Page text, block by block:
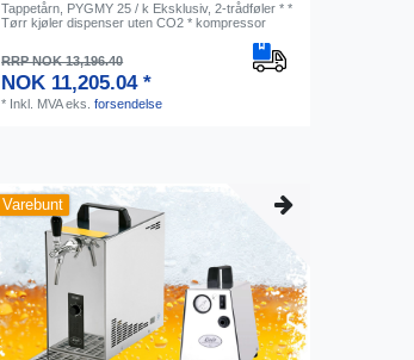
Tappetårn, PYGMY 25 / k Eksklusiv, 2-trådføler * *
Tørr kjøler dispenser uten CO2 * kompressor
RRP NOK 13,196.40
NOK 11,205.04 *
* Inkl. MVAeks.forsendelse
Varebunt